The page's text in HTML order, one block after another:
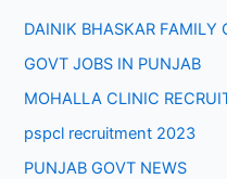
DAINIK BHASKAR FAMILY
GOVT JOBS IN PUNJAB
MOHALLA CLINIC
pspcl recruitment 2023
PUNJAB GOVT NEWS